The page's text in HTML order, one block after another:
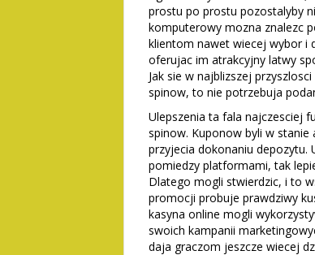
prostu po prostu pozostalyby
komputerowy mozna znalezc
klientom nawet wiecej wybor i
oferujac im atrakcyjny latwy
Jak sie w najblizszej
spinow, to nie potrzebuja
Ulepszenia ta fala najczesciej
spinow. Kuponow byli w
przyjecia dokonaniu depozytu.
pomiedzy platformami, tak
Dlatego mogli stwierdzic, i to
promocji probuje prawdziwy
kasyna online mogli
swoich kampanii
daja graczom jeszcze wiecej